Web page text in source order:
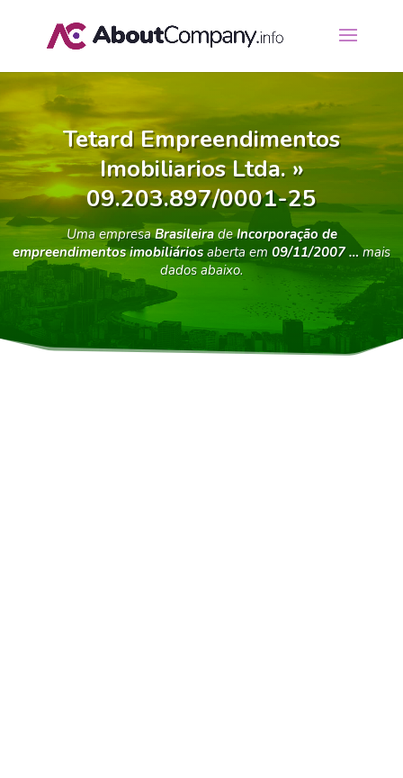
Tetard Empreendimentos
Imobiliarios Ltda. »
09.203.897/0001-25
Uma empresaBrasileiradeIncorporação de
empreendimentos imobiliáriosaberta em 09/11/2007 …mais
dados abaixo.